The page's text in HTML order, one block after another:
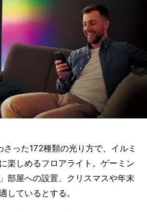
った172種類の光り方で、イルミ
楽しめるフロアライト。ゲーミン
部屋への設置、クリスマスや年末
しているとする。